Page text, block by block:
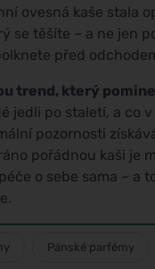
ovesná kaše stala
se těšíte – a ne jen
před
trend, který
jedli po staletí, a co
pozornosti
pořádnou kaši je
o sebe sama – a
Pánské parfémy